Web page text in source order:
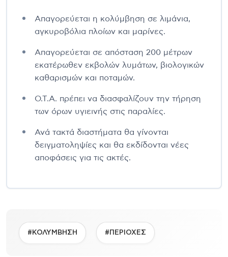
Απαγορεύεται η κολύμβηση σε λιμάνια,
αγκυροβόλια πλοίων και μαρίνες.
Απαγορεύεται σε απόσταση 200 μέτρων
εκατέρωθεν εκβολών λυμάτων, βιολογικών
καθαρισμών και ποταμών.
Ο.Τ.Α. πρέπει να διασφαλίζουν την τήρηση
των όρων υγιεινής στις παραλίες.
Ανά τακτά διαστήματα θα γίνονται
δειγματοληψίες και θα εκδίδονται νέες
αποφάσεις για τις ακτές.
#ΚΟΛΥΜΒΗΣΗ #ΠΕΡΙΟΧΕΣ